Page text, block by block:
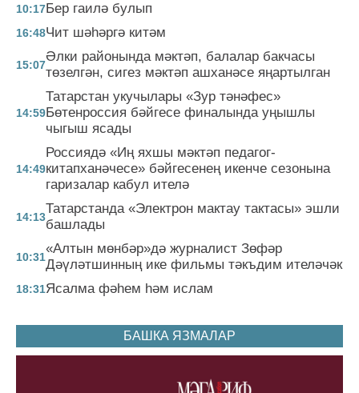
10:17Бер гаилә булып
16:48Чит шәһәргә китәм
15:07
Әлки районында мәктәп, балалар бакчасы
төзелгән, сигез мәктәп ашханәсе яңартылган
14:59
Татарстан укучылары «Зур тәнәфес»
Бөтенроссия бәйгесе финалында уңышлы
чыгыш ясады
14:49
Россиядә «Иң яхшы мәктәп педагог-
китапханәчесе» бәйгесенең икенче сезонына
гаризалар кабул ителә
14:13
Татарстанда «Электрон мактау тактасы» эшли
башлады
10:31
«Алтын мөнбәр»дә журналист Зөфәр
Дәүләтшинның ике фильмы тәкъдим ителәчәк
18:31Ясалма фәһем һәм ислам
БАШКА ЯЗМАЛАР